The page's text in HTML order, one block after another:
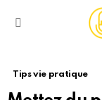
Tips vie pratique